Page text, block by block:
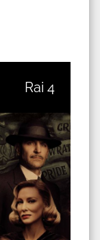
Rai 4